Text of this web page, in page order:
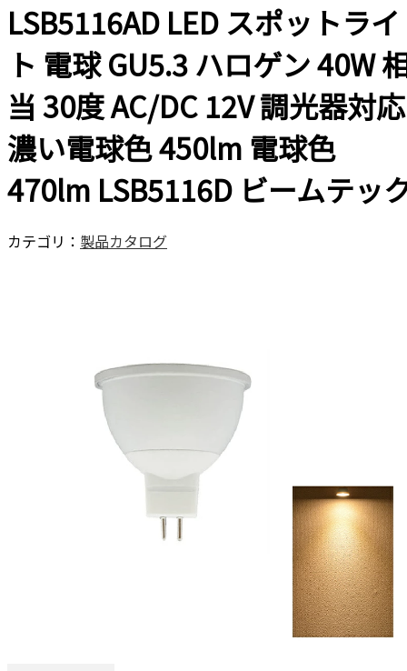
LSB5116AD LED スポットライ
ト 電球 GU5.3 ハロゲン 40W
当 30度 AC/DC 12V 調光器対応
濃い電球色 450lm 電球色
470lm LSB5116D ビームテッ
カテゴリ： 製品カタログ